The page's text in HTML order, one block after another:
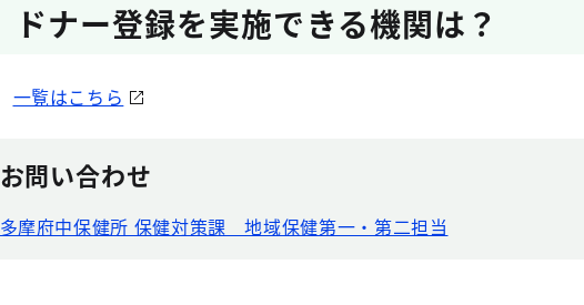
ドナー登録を実施できる機関は？
一覧はこちら
お問い合わせ
多摩府中保健所 保健対策課 地域保健第一・第二担当